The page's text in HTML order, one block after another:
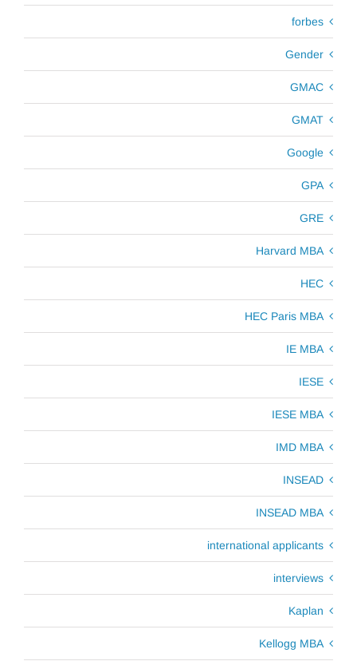
forbes
Gender
GMAC
GMAT
Google
GPA
GRE
Harvard MBA
HEC
HEC Paris MBA
IE MBA
IESE
IESE MBA
IMD MBA
INSEAD
INSEAD MBA
international applicants
interviews
Kaplan
Kellogg MBA